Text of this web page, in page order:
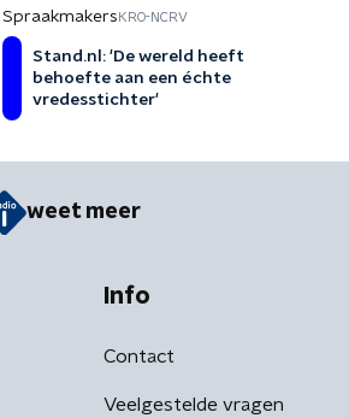
Spraakmakers KRO-NCRV
Stand.nl: 'De wereld heeft
behoefte aan een échte
vredesstichter'
weet meer
Info
Contact
Veelgestelde vragen